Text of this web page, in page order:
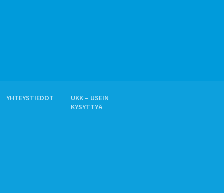
YHTEYSTIEDOT
UKK – USEIN
KYSYTTYÄ